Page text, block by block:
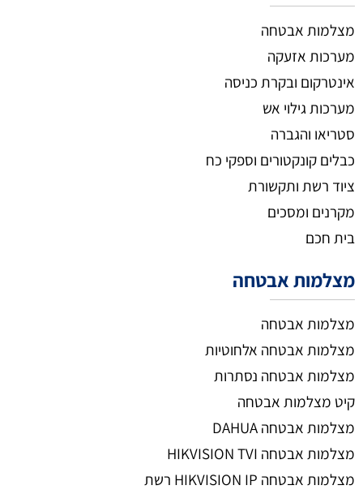
מצלמות אבטחה
מערכות אזעקה
אינטרקום ובקרת כניסה
מערכות גילוי אש
סטריאו והגברה
כבלים קונקטורים וספקי כח
ציוד רשת ותקשורת
מקרנים ומסכים
בית חכם
מצלמות אבטחה
מצלמות אבטחה
מצלמות אבטחה אלחוטיות
מצלמות אבטחה נסתרות
קיט מצלמות אבטחה
מצלמות אבטחה DAHUA
מצלמות אבטחה HIKVISION TVI
מצלמות אבטחה HIKVISION IP רשת